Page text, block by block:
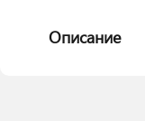
Описание